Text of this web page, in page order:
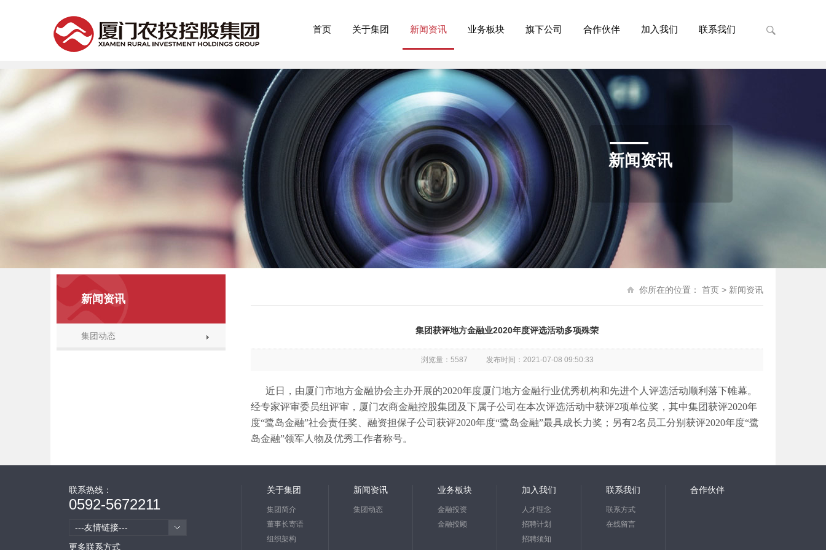
首页 关于集团 新闻资讯 业务板块 旗下公司 合作伙伴 加入我们 联系我们
新闻资讯
你所在的位置： 首页 > 新闻资讯
集团获评地方金融业2020年度评选活动多项殊荣
浏览量：5587 发布时间：2021-07-08 09:50:33
近日，由厦门市地方金融协会主办开展的2020年度厦门地方金融行业优秀机构和先进个人评选活动顺利落下帷幕。
经专家评审委员组评审，厦门农商金融控股集团及下属子公司在本次评选活动中获评2项单位奖，其中集团获评2020年
度“鹭岛金融”社会责任奖、融资担保子公司获评2020年度“鹭岛金融”最具成长力奖；另有2名员工分别获评2020年度“鹭
岛金融”领军人物及优秀工作者称号。
新闻资讯
集团动态
关于集团
集团简介
董事长寄语
组织架构
新闻资讯
集团动态
业务板块
金融投资
金融投顾
加入我们
人才理念
招聘计划
招聘须知
联系我们
联系方式
在线留言
合作伙伴
联系热线：
0592-5672211
---友情链接---
更多联系方式